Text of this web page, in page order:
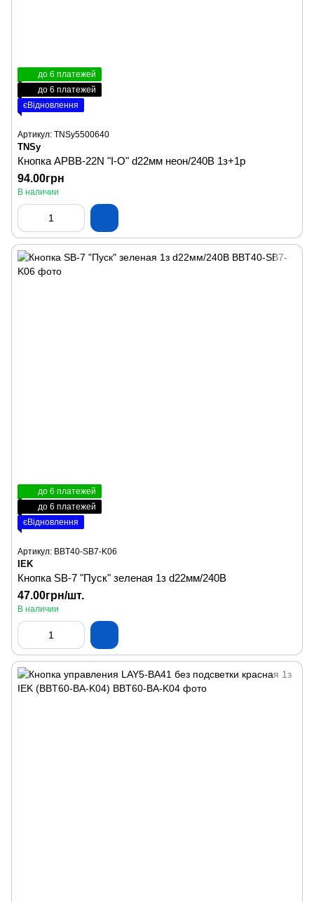
до 6 платежей
до 6 платежей
єВідновлення
Артикул: TNSy5500640
TNSy
Кнопка APВВ-22N "I-O" d22мм неон/240В 1з+1р
94.00грн
В наличии
до 6 платежей
до 6 платежей
єВідновлення
Артикул: BBT40-SB7-K06
IEK
Кнопка SВ-7 "Пуск" зеленая 1з d22мм/240B
47.00грн/шт.
В наличии